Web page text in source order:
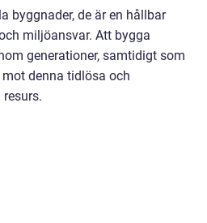
byggnader, de är en hållbar
miljöansvar. Att bygga
generationer, samtidigt som
denna tidlösa och